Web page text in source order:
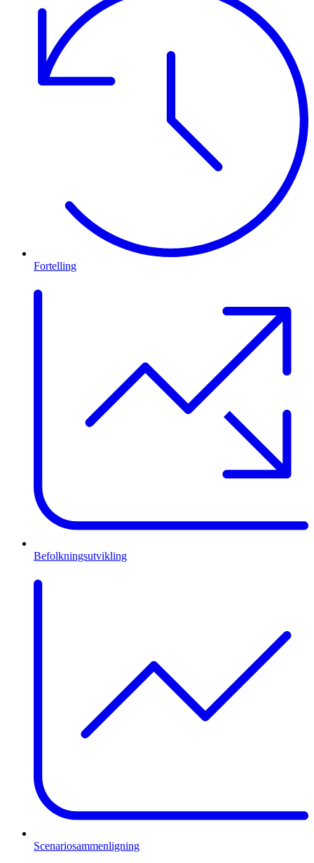
Fortelling
Befolkningsutvikling
Scenariosammenligning